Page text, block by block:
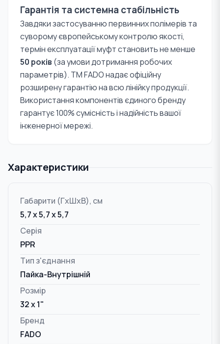
Гарантія та системна стабільність
Завдяки застосуванню первинних полімерів та
суворому європейському контролю якості,
термін експлуатації муфт становить не менше
50 років (за умови дотримання робочих
параметрів). TM FADO надає офіційну
розширену гарантію на всю лінійку продукції.
Використання компонентів єдиного бренду
гарантує 100% сумісність і надійність вашої
інженерної мережі.
Характеристики
Габарити (ГxШxВ), см
5,7 x 5,7 x 5,7
Серія
PPR
Тип з'єднання
Пайка-Внутрішній
Розмір
32 x 1"
Бренд
FADO